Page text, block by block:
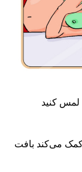
بافت